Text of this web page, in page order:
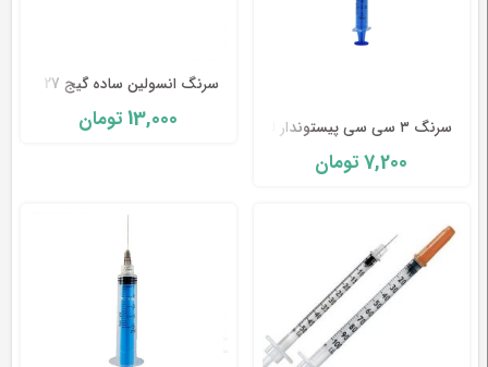
ابزار
جراحی
جزای سرنگهایی که امروزه می بینیم از سه قسمت
تشکیل شده است. البته
تمامی اجزای سرنگ را این طور می توانیم شرح دهیم :
پیستون ( plunger )
مخزن ( barrel )
شفت سوزن ( shaft of needle )
اریب سوزن ( bevel )
کاور محافظ سوزن ( protective needle )
سرنگ ۳ سی سی پیستوندار لوئرلاک
7,200 تومان
سرنگ انسولین ساده گیج 27 حلما طب-Helmateb
13,000 تومان